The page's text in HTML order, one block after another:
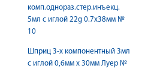
комп.однораз.стер.инъекц.
5мл с иглой 22g 0.7х38мм №
10
Шприц 3-х компонентный 3мл
с иглой 0,6мм х 30мм Луер №